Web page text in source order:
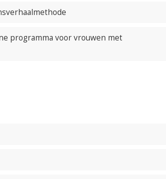
programma voor vrouwen met